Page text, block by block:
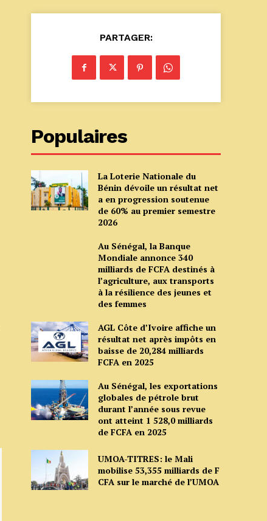
PARTAGER:
Populaires
La Loterie Nationale du
Bénin dévoile un résultat net
a en progression soutenue
de 60% au premier semestre
2026
Au Sénégal, la Banque
Mondiale annonce 340
milliards de FCFA destinés à
l’agriculture, aux transports
à la résilience des jeunes et
des femmes
AGL Côte d’Ivoire affiche un
résultat net après impôts en
baisse de 20,284 milliards
FCFA en 2025
Au Sénégal, les exportations
globales de pétrole brut
durant l’année sous revue
ont atteint 1 528,0 milliards
de FCFA en 2025
UMOA-TITRES: le Mali
mobilise 53,355 milliards de F
CFA sur le marché de l’UMOA